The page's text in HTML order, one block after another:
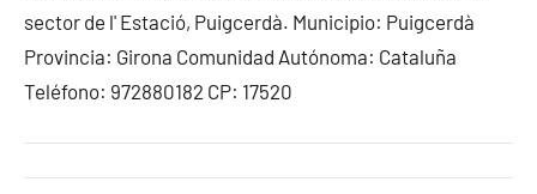
sector de l' Estació, Puigcerdà. Municipio: Puigcerdà
Provincia: Girona Comunidad Autónoma: Cataluña
Teléfono: 972880182 CP: 17520